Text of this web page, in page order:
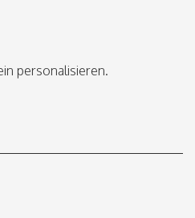
personalisieren.